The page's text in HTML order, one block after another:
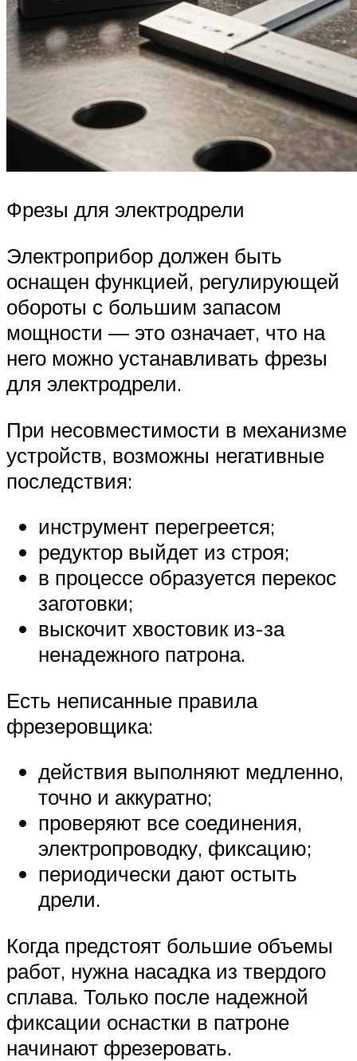
Фрезы для электродрели
Электроприбор должен быть
оснащен функцией, регулирующей
обороты с большим запасом
мощности — это означает, что на
него можно устанавливать фрезы
для электродрели.
При несовместимости в механизме
устройств, возможны негативные
последствия:
инструмент перегреется;
редуктор выйдет из строя;
в процессе образуется перекос
заготовки;
выскочит хвостовик из-за
ненадежного патрона.
Есть неписанные правила
фрезеровщика:
действия выполняют медленно,
точно и аккуратно;
проверяют все соединения,
электропроводку, фиксацию;
периодически дают остыть
дрели.
Когда предстоят большие объемы
работ, нужна насадка из твердого
сплава. Только после надежной
фиксации оснастки в патроне
начинают фрезеровать.